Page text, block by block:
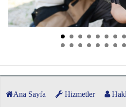
Ana Sayfa Hizmetler